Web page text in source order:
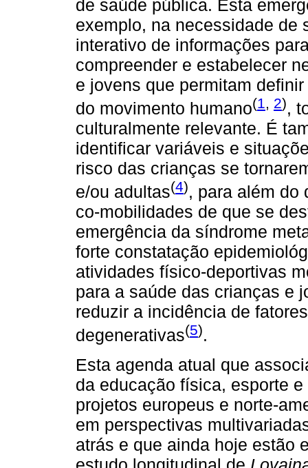
de saúde pública. Esta
exemplo, na necessidade de
interativo de informações
compreender e estabelecer
e jovens que permitam
do movimento humano(1, 2),
culturalmente relevante. É
identificar variáveis e
risco das crianças se
e/ou adultas(4), para além do
co-mobilidades de que se
emergência da síndrome
forte constatação
atividades físico-deportivas
para a saúde das crianças e
reduzir a incidência de
degenerativas(5).
Esta agenda atual que
da educação física, esporte
projetos europeus e norte-
em perspectivas
atrás e que ainda hoje estão